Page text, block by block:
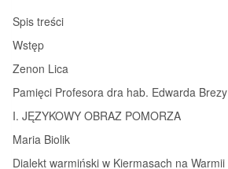
Spis treści
Wstęp
Zenon Lica
Pamięci Profesora dra hab. Edwarda Brezy
I. JĘZYKOWY OBRAZ POMORZA
Maria Biolik
Dialekt warmiński w Kiermasach na Warmii